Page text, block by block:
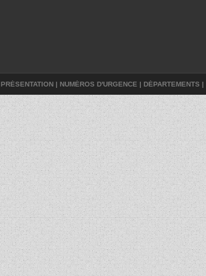
PRÉSENTATION | NUMÉROS D'URGENCE | DÉPARTEMENTS |